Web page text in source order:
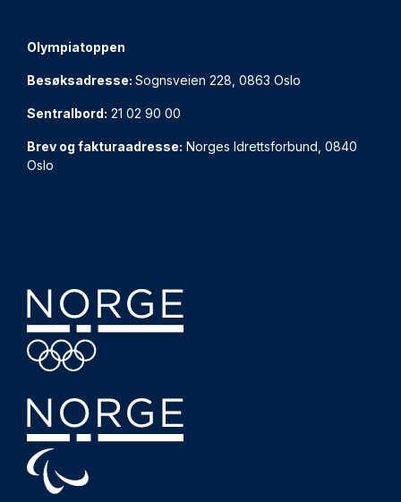
Olympiatoppen
Besøksadresse: Sognsveien 228, 0863 Oslo
Sentralbord: 21 02 90 00
Brev og fakturaadresse: Norges Idrettsforbund, 0840
Oslo